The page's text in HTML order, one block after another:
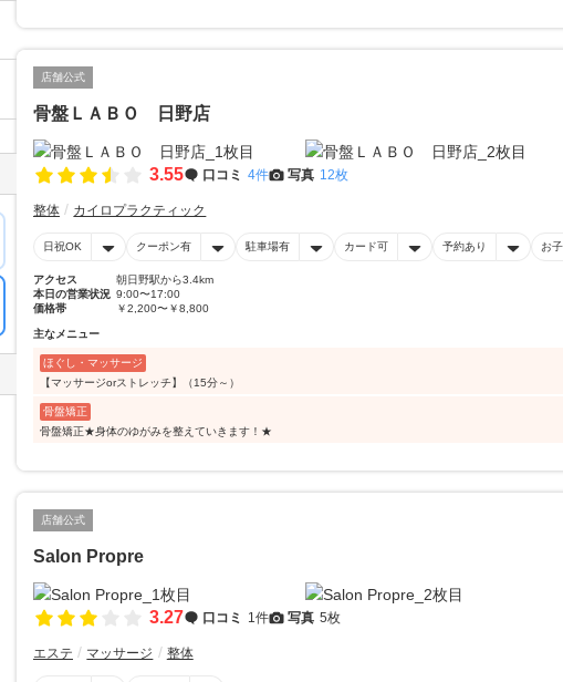
店舗公式
骨盤ＬＡＢＯ 日野店
3.55 口コミ 4件 写真 12枚
整体 カイロプラクティック
日祝OK クーポン有 駐車場有 カード可 予約あり お
アクセス
朝日野駅から3.4km
本日の営業状況 9:00〜17:00
価格帯
￥2,200〜￥8,800
主なメニュー
ほぐし・マッサージ
【マッサージorストレッチ】（15分～）
骨盤矯正
骨盤矯正★身体のゆがみを整えていきます！★
店舗公式
Salon Propre
3.27 口コミ 1件 写真 5枚
エステ マッサージ 整体